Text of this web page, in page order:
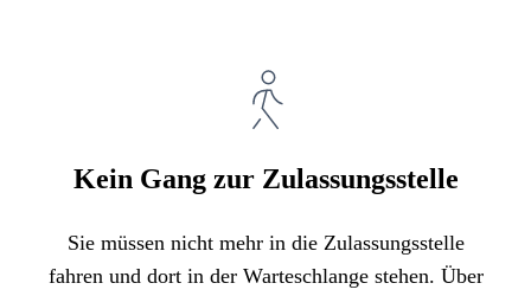
Kein Gang zur Zulassungsstelle
Sie müssen nicht mehr in die Zulassungsstelle
fahren und dort in der Warteschlange stehen. Über